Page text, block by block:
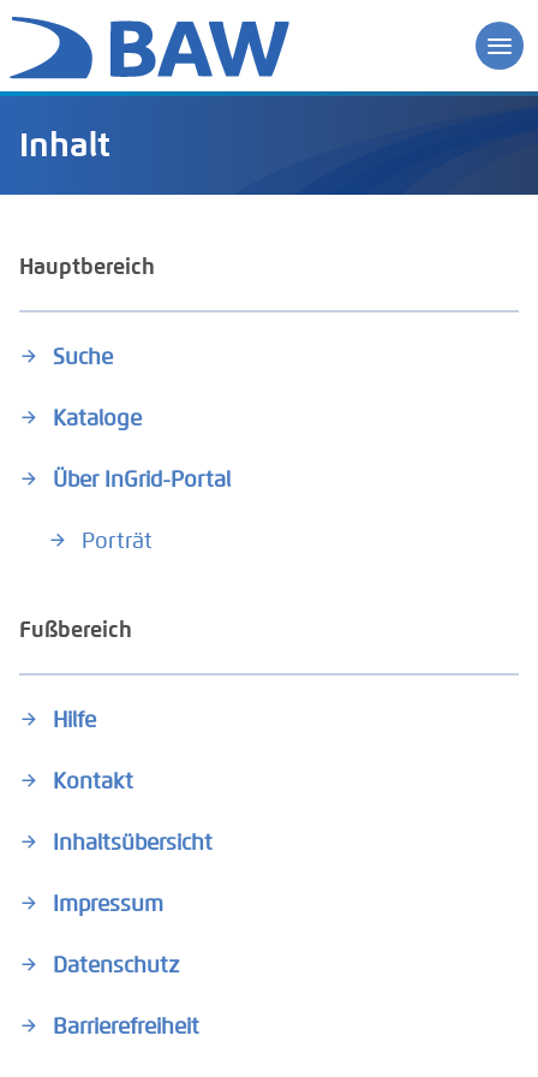
Inhalt
Hauptbereich
Suche
Kataloge
Über InGrid-Portal
Porträt
Fußbereich
Hilfe
Kontakt
Inhaltsübersicht
Impressum
Datenschutz
Barrierefreiheit